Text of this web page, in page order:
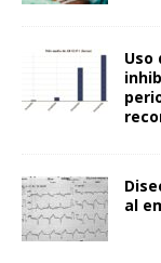
Uso
al